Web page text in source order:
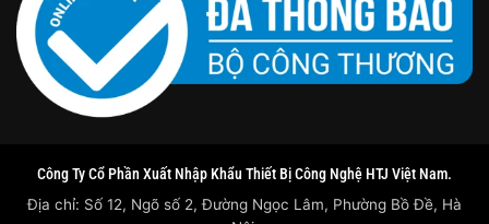
Công Ty Cổ Phần Xuất Nhập Khẩu Thiết Bị Công Nghệ HTJ Việt Nam.
Địa chỉ: Số 12, Ngõ số 2, Đường Ngọc Lâm, Phường Bồ Đề, Hà